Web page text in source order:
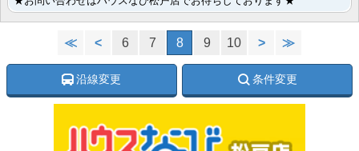
≪ < 6 7 8 9 10 > ≫
沿線変更 条件変更